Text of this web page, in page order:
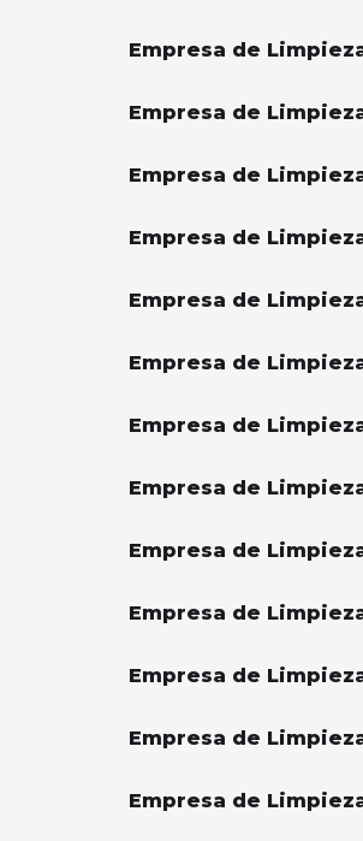
Empresa de
Empresa de
Empresa de
Empresa de
Empresa de
Empresa de
Empresa de
Empresa de
Empresa de
Empresa de
Empresa de
Empresa de
Empresa de